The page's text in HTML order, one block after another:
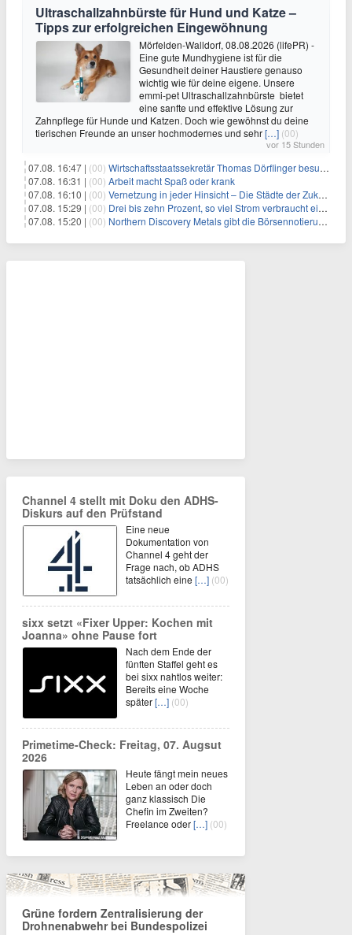
Ultraschallzahnbürste für Hund und Katze –
Tipps zur erfolgreichen Eingewöhnung
Mörfelden-Walldorf, 08.08.2026 (lifePR) -
Eine gute Mundhygiene ist für die
Gesundheit deiner Haustiere genauso
wichtig wie für deine eigene. Unsere
emmi-pet Ultraschallzahnbürste bietet
eine sanfte und effektive Lösung zur
Zahnpflege für Hunde und Katzen. Doch wie gewöhnst du deine
tierischen Freunde an unser hochmodernes und sehr[…] (00)
vor 15 Stunden
07.08. 16:47 | (00) Wirtschaftsstaatssekretär Thomas Dörflinger besucht Handwerksbetrieb im Kammerbezirk Freiburg
07.08. 16:31 | (00) Arbeit macht Spaß oder krank
07.08. 16:10 | (00) Vernetzung in jeder Hinsicht – Die Städte der Zukunft sind grün-blau
07.08. 15:29 | (00) Drei bis zehn Prozent, so viel Strom verbraucht ein Aufzug im Gebäude
07.08. 15:20 | (00) Northern Discovery Metals gibt die Börsennotierung an der Frankfurter Wertpapierbörse bekannt
Channel 4 stellt mit Doku den ADHS-
Diskurs auf den Prüfstand
Eine neue
Dokumentation von
Channel 4 geht der
Frage nach, ob ADHS
tatsächlich eine […] (00)
sixx setzt «Fixer Upper: Kochen mit
Joanna» ohne Pause fort
Nach dem Ende der
fünften Staffel geht es
bei sixx nahtlos weiter:
Bereits eine Woche
später[…] (00)
Primetime-Check: Freitag, 07. Augsut
2026
Heute fängt mein neues
Leben an oder doch
ganz klassisch Die
Chefin im Zweiten?
Freelance oder[…] (00)
Grüne fordern Zentralisierung der
Drohnenabwehr bei Bundespolizei